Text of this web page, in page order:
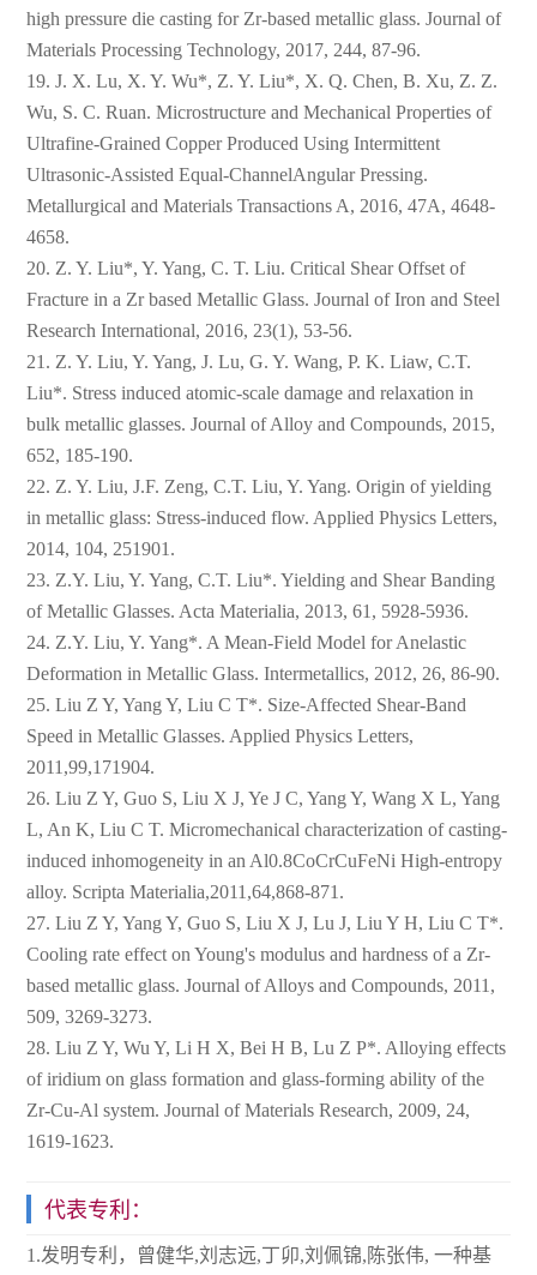
high pressure die casting for Zr-based metallic glass. Journal of
Materials Processing Technology, 2017, 244, 87-96.
19. J. X. Lu, X. Y. Wu*, Z. Y. Liu*, X. Q. Chen, B. Xu, Z. Z.
Wu, S. C. Ruan. Microstructure and Mechanical Properties of
Ultrafine-Grained Copper Produced Using Intermittent
Ultrasonic-Assisted Equal-ChannelAngular Pressing.
Metallurgical and Materials Transactions A, 2016, 47A, 4648-
4658.
20. Z. Y. Liu*, Y. Yang, C. T. Liu. Critical Shear Offset of
Fracture in a Zr based Metallic Glass. Journal of Iron and Steel
Research International, 2016, 23(1), 53-56.
21. Z. Y. Liu, Y. Yang, J. Lu, G. Y. Wang, P. K. Liaw, C.T.
Liu*. Stress induced atomic-scale damage and relaxation in
bulk metallic glasses. Journal of Alloy and Compounds, 2015,
652, 185-190.
22. Z. Y. Liu, J.F. Zeng, C.T. Liu, Y. Yang. Origin of yielding
in metallic glass: Stress-induced flow. Applied Physics Letters,
2014, 104, 251901.
23. Z.Y. Liu, Y. Yang, C.T. Liu*. Yielding and Shear Banding
of Metallic Glasses. Acta Materialia, 2013, 61, 5928-5936.
24. Z.Y. Liu, Y. Yang*. A Mean-Field Model for Anelastic
Deformation in Metallic Glass. Intermetallics, 2012, 26, 86-90.
25. Liu Z Y, Yang Y, Liu C T*. Size-Affected Shear-Band
Speed in Metallic Glasses. Applied Physics Letters,
2011,99,171904.
26. Liu Z Y, Guo S, Liu X J, Ye J C, Yang Y, Wang X L, Yang
L, An K, Liu C T. Micromechanical characterization of casting-
induced inhomogeneity in an Al0.8CoCrCuFeNi High-entropy
alloy. Scripta Materialia,2011,64,868-871.
27. Liu Z Y, Yang Y, Guo S, Liu X J, Lu J, Liu Y H, Liu C T*.
Cooling rate effect on Young's modulus and hardness of a Zr-
based metallic glass. Journal of Alloys and Compounds, 2011,
509, 3269-3273.
28. Liu Z Y, Wu Y, Li H X, Bei H B, Lu Z P*. Alloying effects
of iridium on glass formation and glass-forming ability of the
Zr-Cu-Al system. Journal of Materials Research, 2009, 24,
1619-1623.
代表专利：
1.发明专利，曾健华,刘志远,丁卯,刘佩锦,陈张伟, 一种基